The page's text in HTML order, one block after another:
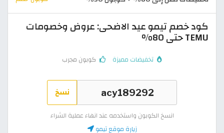
كود خصم تيمو عيد الاضحى: عروض وخصومات
TEMU حتى 80%
تخفيضات مميزة كوبون مجرب
نسخ
انسخ الكوبون واستخدمه عند انهاء عملية الشراء
زيارة موقع تيمو